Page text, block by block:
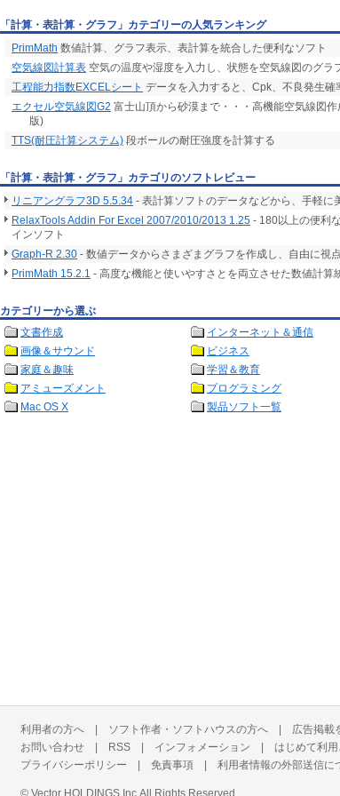
「計算・表計算・グラフ」カテゴリーの人気ランキング
PrimMath 数値計算、グラフ表示、表計算を統合した便利なソフト
空気線図計算表 空気の温度や湿度を入力し、状態を空気線図のグラ
工程能力指数EXCELシート データを入力すると、Cpk、不良発生
エクセル空気線図G2 富士山頂から砂漠まで・・・高機能空気線図
版)
TTS(耐圧計算システム) 段ボールの耐圧強度を計算する
「計算・表計算・グラフ」カテゴリのソフトレビュー
リニアングラフ3D 5.5.34 - 表計算ソフトのデータなどから、手軽に
RelaxTools Addin For Excel 2007/2010/2013 1.25 - 180以上の便利
インソフト
Graph-R 2.30 - 数値データからさまざまグラフを作成し、自由に視
PrimMath 15.2.1 - 高度な機能と使いやすさとを両立させた数値計算
カテゴリーから選ぶ
文書作成
インターネット＆通信
画像＆サウンド
ビジネス
家庭＆趣味
学習＆教育
アミューズメント
プログラミング
Mac OS X
製品ソフト一覧
利用者の方へ | ソフト作者・ソフトハウスの方へ | 広告掲載
お問い合わせ | RSS | インフォメーション | はじめて利
プライバシーポリシー | 免責事項 | 利用者情報の外部送信に
© Vector HOLDINGS Inc. All Rights Reserved.